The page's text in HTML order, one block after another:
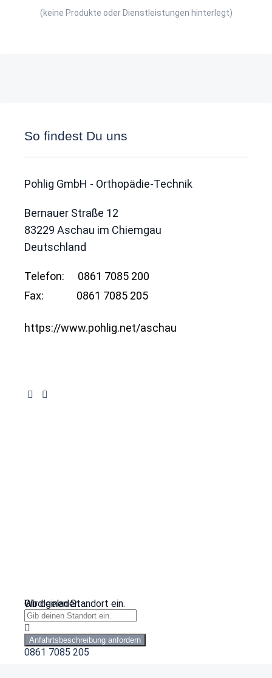
(keine Produkte oder Dienstleistungen hinterlegt)
So findest Du uns
Pohlig GmbH - Orthopädie-Technik
Bernauer Straße 12
83229 Aschau im Chiemgau
Deutschland
Telefon:
0861 7085 200
Fax:
0861 7085 205
https://www.pohlig.net/aschau
Wird geladen …
Gib deinen Standort ein.
Anfahrtsbeschreibung anfordern
0861 7085 205